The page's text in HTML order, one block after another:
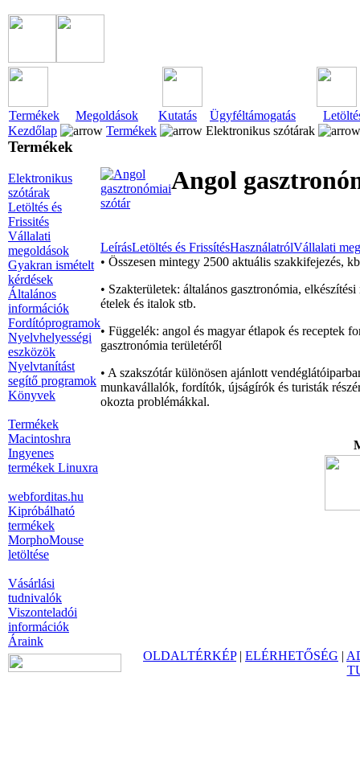
Termékek Megoldások Kutatás Ügyféltámogatás
Kezdőlap
Termékek Elektronikus szótárak
Termékek
Elektronikus
szótárak
Letöltés és
Frissités
Vállalati
megoldások
Gyakran ismételt
kérdések
Általános
információk
Fordítóprogramok
Nyelvhelyességi
eszközök
Nyelvtanítást
segítő programok
Könyvek
Termékek
Macintoshra
Ingyenes
termékek Linuxra
webforditas.hu
Kipróbálható
termékek
MorphoMouse
letöltése
Vásárlási
tudnivalók
Viszonteladói
információk
Áraink
Angol
LeírásLetöltés és FrissítésHasználatrólVállalati
• Összesen mintegy 2500 aktuális szakkifejezés,
• Szakterületek: általános gasztronómia,
ételek és italok stb.
• Függelék: angol és magyar étlapok és receptek
gasztronómia területéről
• A szakszótár különösen ajánlott
munkavállalók, fordítók, újságírók és turisták
okozta problémákkal.
OLDALTÉRKÉP| ELÉRHETŐSÉG |